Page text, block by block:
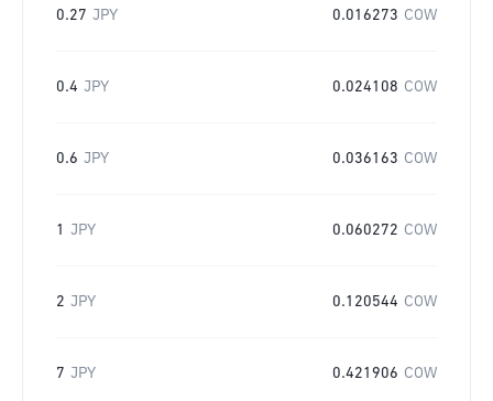
0.27 JPY 0.016273 COW
0.4 JPY 0.024108 COW
0.6 JPY 0.036163 COW
1 JPY 0.060272 COW
2 JPY 0.120544 COW
7 JPY 0.421906 COW